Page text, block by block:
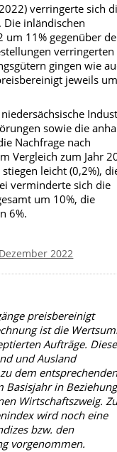
verringerte sich
Die inländischen
um 11% gegenüber
verringerten
gingen wie
jeweils
sowie die
Nachfrage nach
Vergleich zum Jahr
leicht (0,2%),
verminderte sich die
um 10%, die
6%.
2022
preisbereinigt
ist die
Aufträge. Diese
und Ausland
dem
Basisjahr in Beziehung
Wirtschaftszweig.
wird noch eine
bzw. den
vorgenommen.